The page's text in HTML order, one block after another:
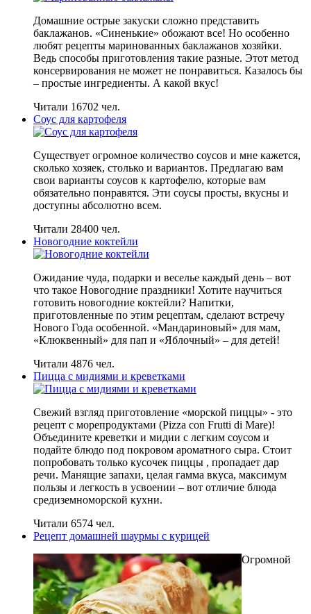
Домашние острые закуски сложно представить
баклажанов. «Синенькие» обожают все! Но особенно
любят рецепты маринованных баклажанов хозяйки.
Ведь способы приготовления такие разные. Этот метод
консервирования не может не понравиться. Казалось бы
– простые ингредиенты. А какой вкус!
Читали 16702 чел.
Соус для картофеля
Существует огромное количество соусов и мне кажется,
сколько хозяек, столько и вариантов. Предлагаю вам
свои варианты соусов к картофелю, которые вам
обязательно понравятся. Эти соусы просты, вкусны и
доступны абсолютно всем.
Читали 28400 чел.
Новогодние коктейли
Ожидание чуда, подарки и веселье каждый день – вот
что такое Новогодние праздники! Хотите научиться
готовить новогодние коктейли? Напитки,
приготовленные по этим рецептам, сделают встречу
Нового Года особенной. «Мандариновый» для мам,
«Клюквенный» для пап и «Яблочный» – для детей!
Читали 4876 чел.
Пицца с мидиями и креветками
Свежий взгляд приготовление «морской пиццы» - это
рецепт с морепродуктами (Pizza con Frutti di Mare)!
Объедините креветки и мидии с легким соусом и
подайте блюдо под покровом ароматного сыра. Стоит
попробовать только кусочек пиццы , пропадает дар
речи. Манящие запахи, целая гамма вкуса, максимум
пользы и легкость в усвоении – вот отличие блюда
средиземноморской кухни.
Читали 6574 чел.
Рецепт домашней шаурмы с курицей
Огромной